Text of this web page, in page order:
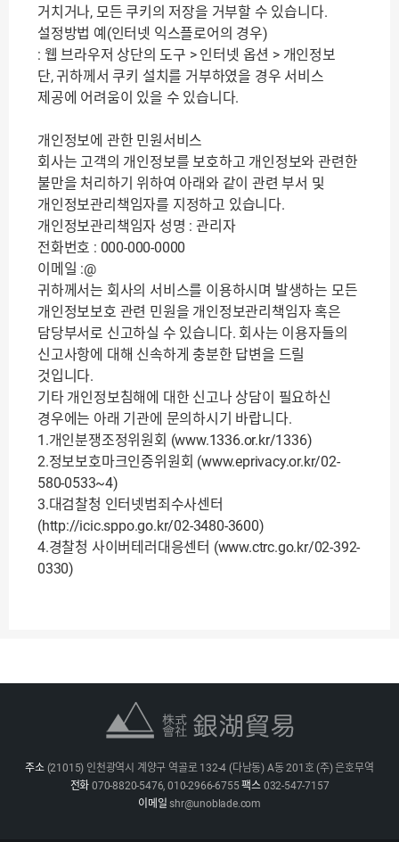
거치거나, 모든 쿠키의 저장을 거부할 수 있습니다.
설정방법 예(인터넷 익스플로어의 경우)
: 웹 브라우저 상단의 도구 > 인터넷 옵션 > 개인정보
단, 귀하께서 쿠키 설치를 거부하였을 경우 서비스
제공에 어려움이 있을 수 있습니다.
개인정보에 관한 민원서비스
회사는 고객의 개인정보를 보호하고 개인정보와 관련한
불만을 처리하기 위하여 아래와 같이 관련 부서 및
개인정보관리책임자를 지정하고 있습니다.
개인정보관리책임자 성명 : 관리자
전화번호 : 000-000-0000
이메일 :@
귀하께서는 회사의 서비스를 이용하시며 발생하는 모든
개인정보보호 관련 민원을 개인정보관리책임자 혹은
담당부서로 신고하실 수 있습니다. 회사는 이용자들의
신고사항에 대해 신속하게 충분한 답변을 드릴
것입니다.
기타 개인정보침해에 대한 신고나 상담이 필요하신
경우에는 아래 기관에 문의하시기 바랍니다.
1.개인분쟁조정위원회 (www.1336.or.kr/1336)
2.정보보호마크인증위원회 (www.eprivacy.or.kr/02-
580-0533~4)
3.대검찰청 인터넷범죄수사센터
(http://icic.sppo.go.kr/02-3480-3600)
4.경찰청 사이버테러대응센터 (www.ctrc.go.kr/02-392-
0330)
주소(21015) 인천광역시 계양구 역골로 132-4 (다남동) A동 201호 (주) 은호무역
전화 070-8820-5476,010-2966-6755 팩스032-547-7157
이메일 shr@unoblade.com